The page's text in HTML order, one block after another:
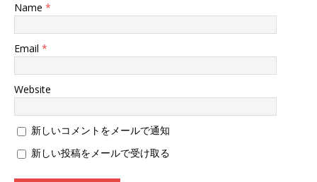
Name *
Email *
Website
新しいコメントをメールで通知
新しい投稿をメールで受け取る